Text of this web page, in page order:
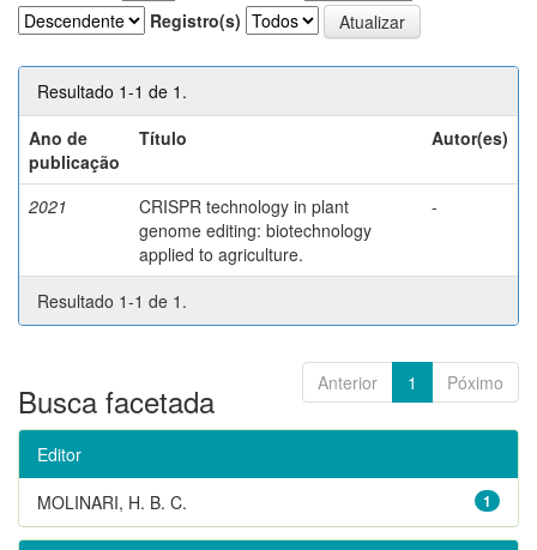
Registro(s)
Resultado 1-1 de 1.
Ano de
publicação
Título Autor(es)
2021
CRISPR technology in plant
genome editing: biotechnology
applied to agriculture.
-
Resultado 1-1 de 1.
Anterior 1 Póximo
Busca facetada
Editor
1
MOLINARI, H. B. C.